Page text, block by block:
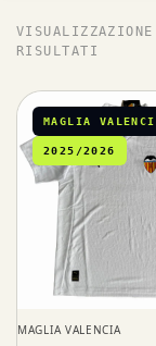
RISULTATI
MAGLIA
2025/2026
MAGLIA VALENCIA